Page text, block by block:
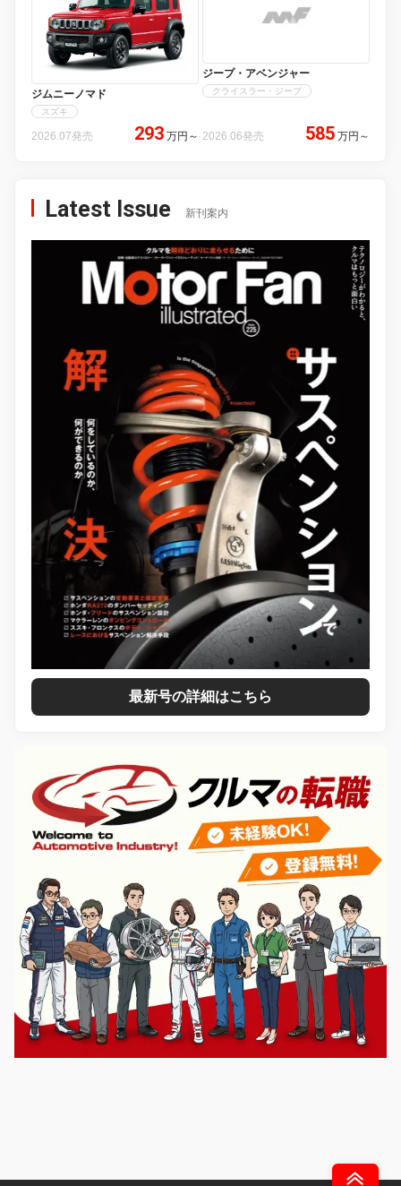
ジムニーノマド
スズキ
2026.07発売 293 万円 ～
ジープ・アベンジャー
クライスラー・ジープ
2026.06発売 585 万円 ～
Latest Issue 新刊案内
最新号の詳細はこちら